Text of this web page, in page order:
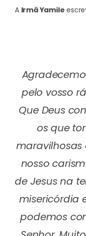
A Irmã Yamile
pelo vosso
Que Deus
os que
maravilhosas
nosso
de Jesus na
misericórdia
podemos